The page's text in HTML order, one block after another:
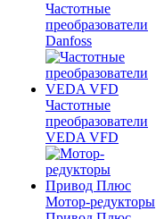
Частотные
преобразователи
Danfoss
Частотные
преобразователи
VEDA VFD
Мотор-редукторы